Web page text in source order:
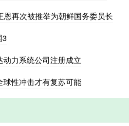
再次被推举为朝鲜国务委员长
3
力系统公司注册成立
性冲击才有复苏可能